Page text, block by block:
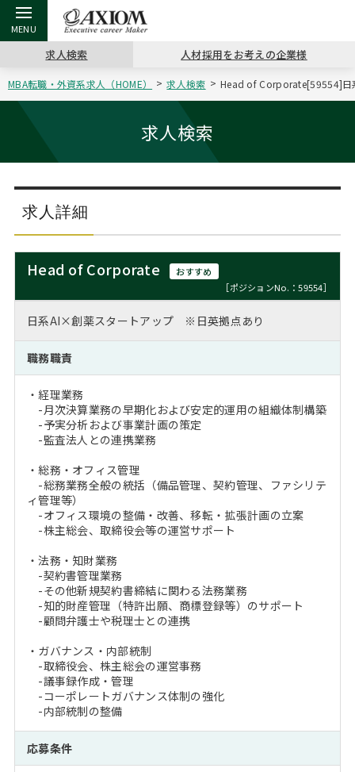
戻る
アクシアムの特長
戻る
コンサ
サービス案内
戻る
キャリ
コンサルタントの紹介
戻る
キャリア支援 TOP
キャリアデザイン講座
（最新求人市場動向）
戻る
MBAの
おわり
ステージ別アドバイス
MBAの転職事例
MBAからのFAQ
MBA留学生数の推移
戻る
日本か
MBAを生かす求人特集
戻る
転職ツール TOP
英文レジュメの書き方
戻る
パワー
職務経歴書の書き方
外資系／面接攻略のコツ
戻る
転職コラム TOP
“展”職相談室
転職市場の明日をよめ
キャリアに効く一冊
注目企業インタビュー
戻る
イベント・セミナー TOP
ジョブフェア
キャリアデザインセミナー
プロ経営者の特別セミナー
Career Talk Live
MBA NETWORKING
戻る
会社概要 TOP
沿革
主なクライアント
パブリシティ
ニュースリリース
求人検索 人材採用をお考えの企業様
MBA転職・外資系求人（HOME） 求人検索 Head of Corporate[59554]
求人検索
求人詳細
Head of Corporate
おすすめ
［ポジションNo.：59554］
日系AI×創薬スタートアップ ※日英拠点あり
職務職責
・経理業務
-月次決算業務の早期化および安定的運用の組織体制構築
-予実分析および事業計画の策定
-監査法人との連携業務
・総務・オフィス管理
-総務業務全般の統括（備品管理、契約管理、ファシリテ
ィ管理等）
-オフィス環境の整備・改善、移転・拡張計画の立案
-株主総会、取締役会等の運営サポート
・法務・知財業務
-契約書管理業務
-その他新規契約書締結に関わる法務業務
-知的財産管理（特許出願、商標登録等）のサポート
-顧問弁護士や税理士との連携
・ガバナンス・内部統制
-取締役会、株主総会の運営事務
-議事録作成・管理
-コーポレートガバナンス体制の強化
-内部統制の整備
応募条件